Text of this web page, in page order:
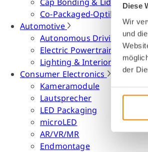
Diese
Wir
und
der
Co-Packaged-Optiken
Automotive
Autonomous Driving
Electric Powertrain
Lighting & Interior
Consumer Electronics
Kameramodule
Lautsprecher
LED Packaging
microLED
AR/VR/MR
Endmontage